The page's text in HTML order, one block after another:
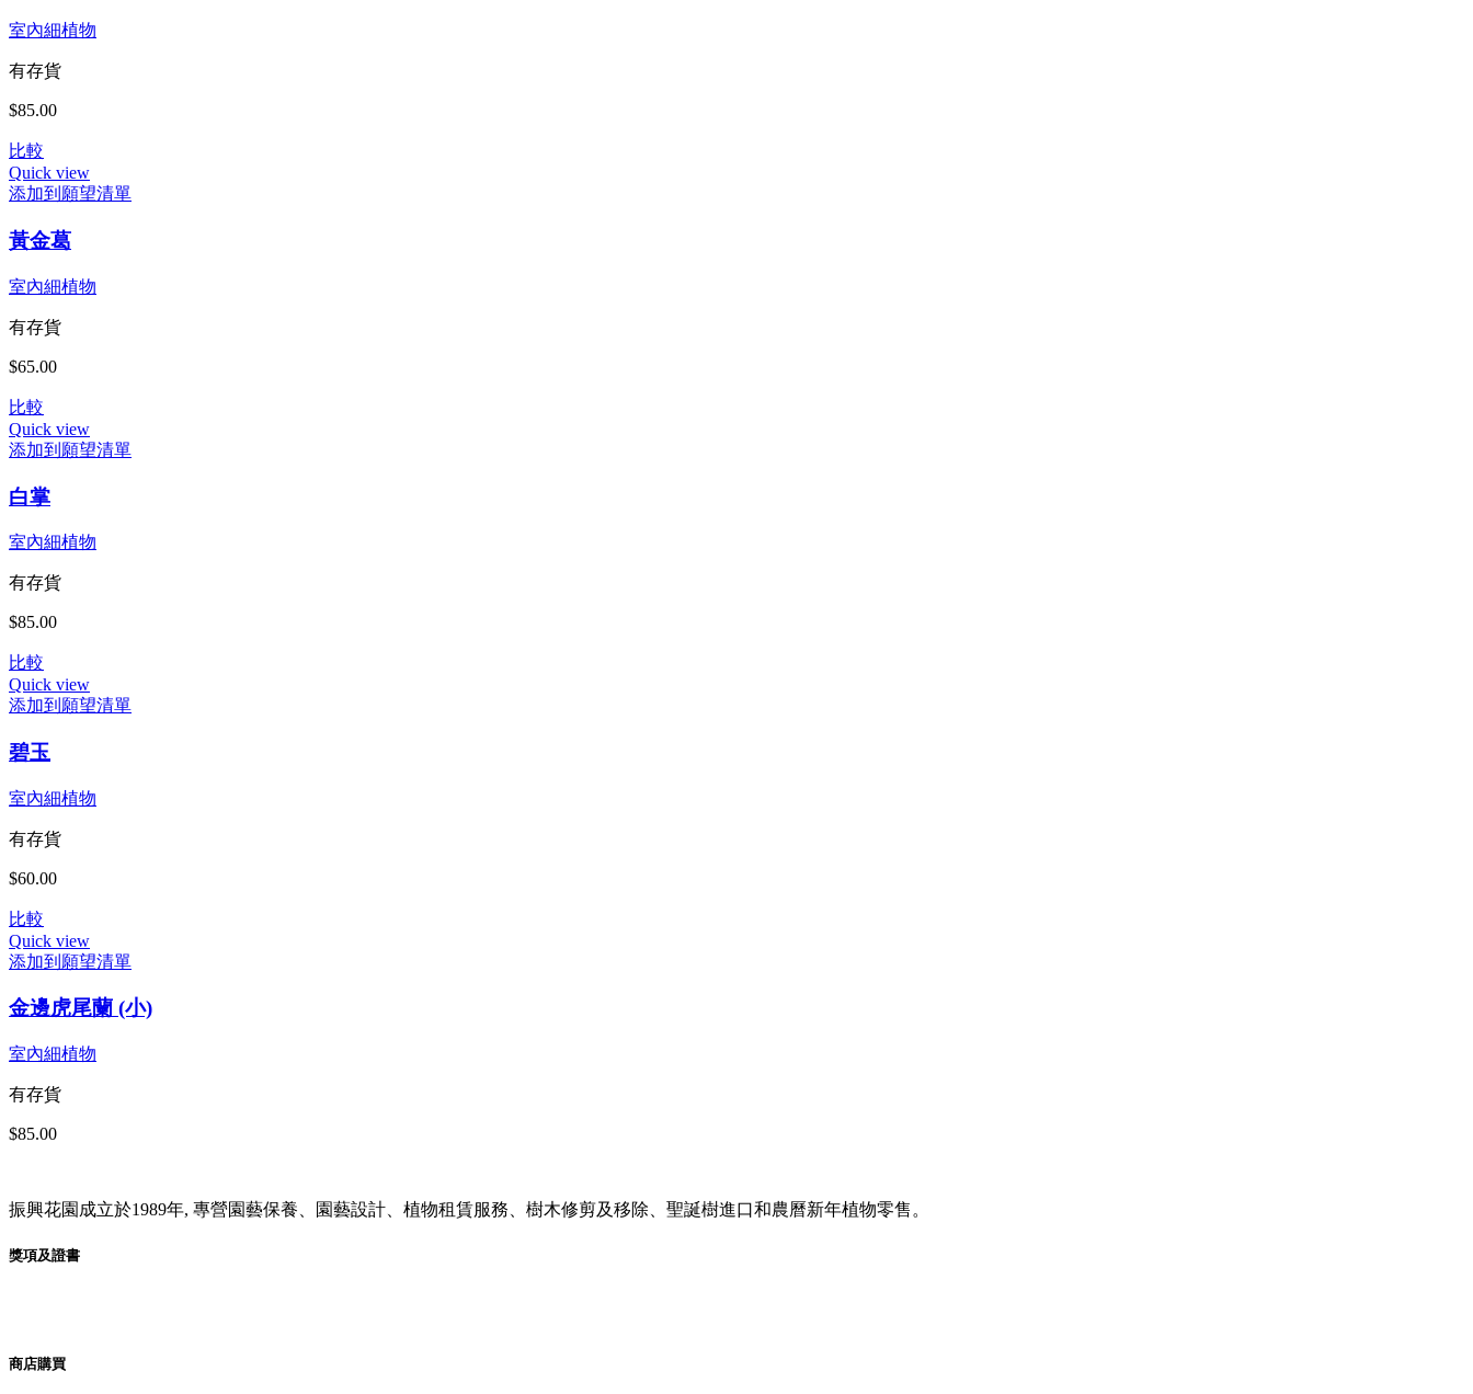
室內細植物
有存貨
$85.00
比較
Quick view
添加到願望清單
黃金葛
室內細植物
有存貨
$65.00
比較
Quick view
添加到願望清單
白掌
室內細植物
有存貨
$85.00
比較
Quick view
添加到願望清單
碧玉
室內細植物
有存貨
$60.00
比較
Quick view
添加到願望清單
金邊虎尾蘭 (小)
室內細植物
有存貨
$85.00
振興花園成立於1989年, 專營園藝保養、園藝設計、植物租賃服務、樹木修剪及移除、聖誕樹進口和農曆新年植物零售。
獎項及證書
商店購買